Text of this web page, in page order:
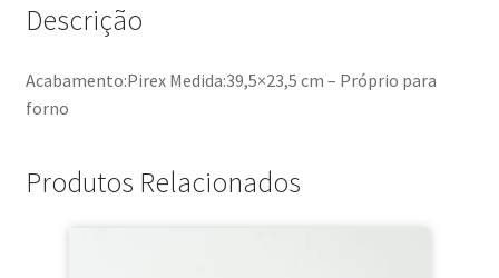
Descrição
Acabamento:Pirex Medida:39,5×23,5 cm – Próprio para
forno
Produtos Relacionados